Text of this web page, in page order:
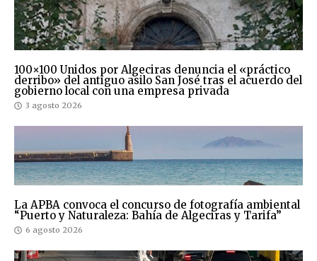
100×100 Unidos por Algeciras denuncia el «práctico
derribo» del antiguo asilo San José tras el acuerdo del
gobierno local con una empresa privada
3 agosto 2026
La APBA convoca el concurso de fotografía ambiental
“Puerto y Naturaleza: Bahía de Algeciras y Tarifa”
6 agosto 2026